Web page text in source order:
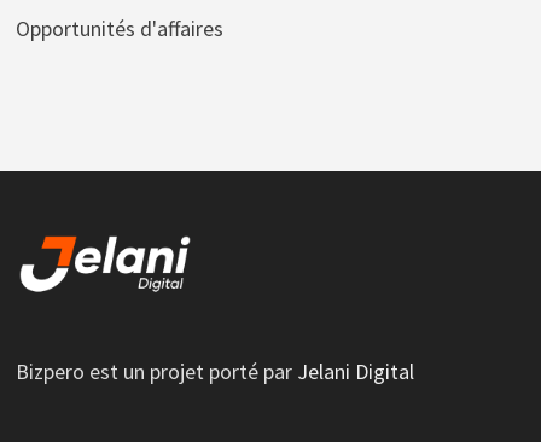
Opportunités d'affaires
Bizpero est un projet porté par Jelani Digital